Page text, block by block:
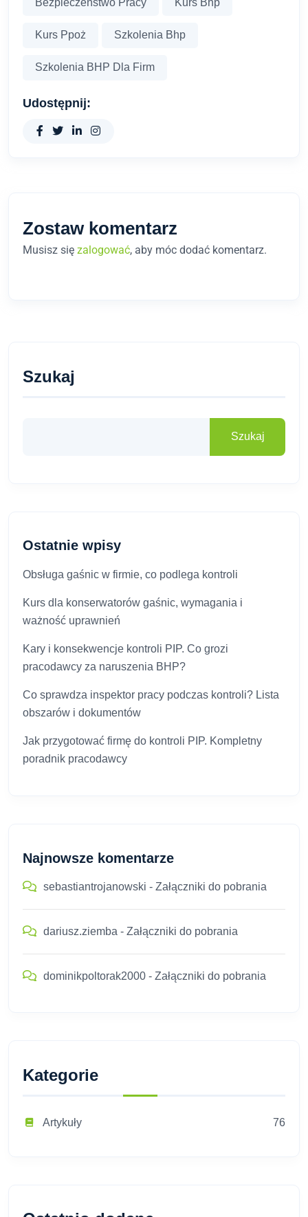
Bezpieczeństwo Pracy Kurs Bhp
Kurs Ppoż Szkolenia Bhp
Szkolenia BHP Dla Firm
Udostępnij:
Zostaw komentarz
Musisz się zalogować, aby móc dodać komentarz.
Szukaj
Szukaj
Ostatnie wpisy
Obsługa gaśnic w firmie, co podlega kontroli
Kurs dla konserwatorów gaśnic, wymagania i
ważność uprawnień
Kary i konsekwencje kontroli PIP. Co grozi
pracodawcy za naruszenia BHP?
Co sprawdza inspektor pracy podczas kontroli? Lista
obszarów i dokumentów
Jak przygotować firmę do kontroli PIP. Kompletny
poradnik pracodawcy
Najnowsze komentarze
sebastiantrojanowski - Załączniki do pobrania
dariusz.ziemba - Załączniki do pobrania
dominikpoltorak2000 - Załączniki do pobrania
Kategorie
Artykuły 76